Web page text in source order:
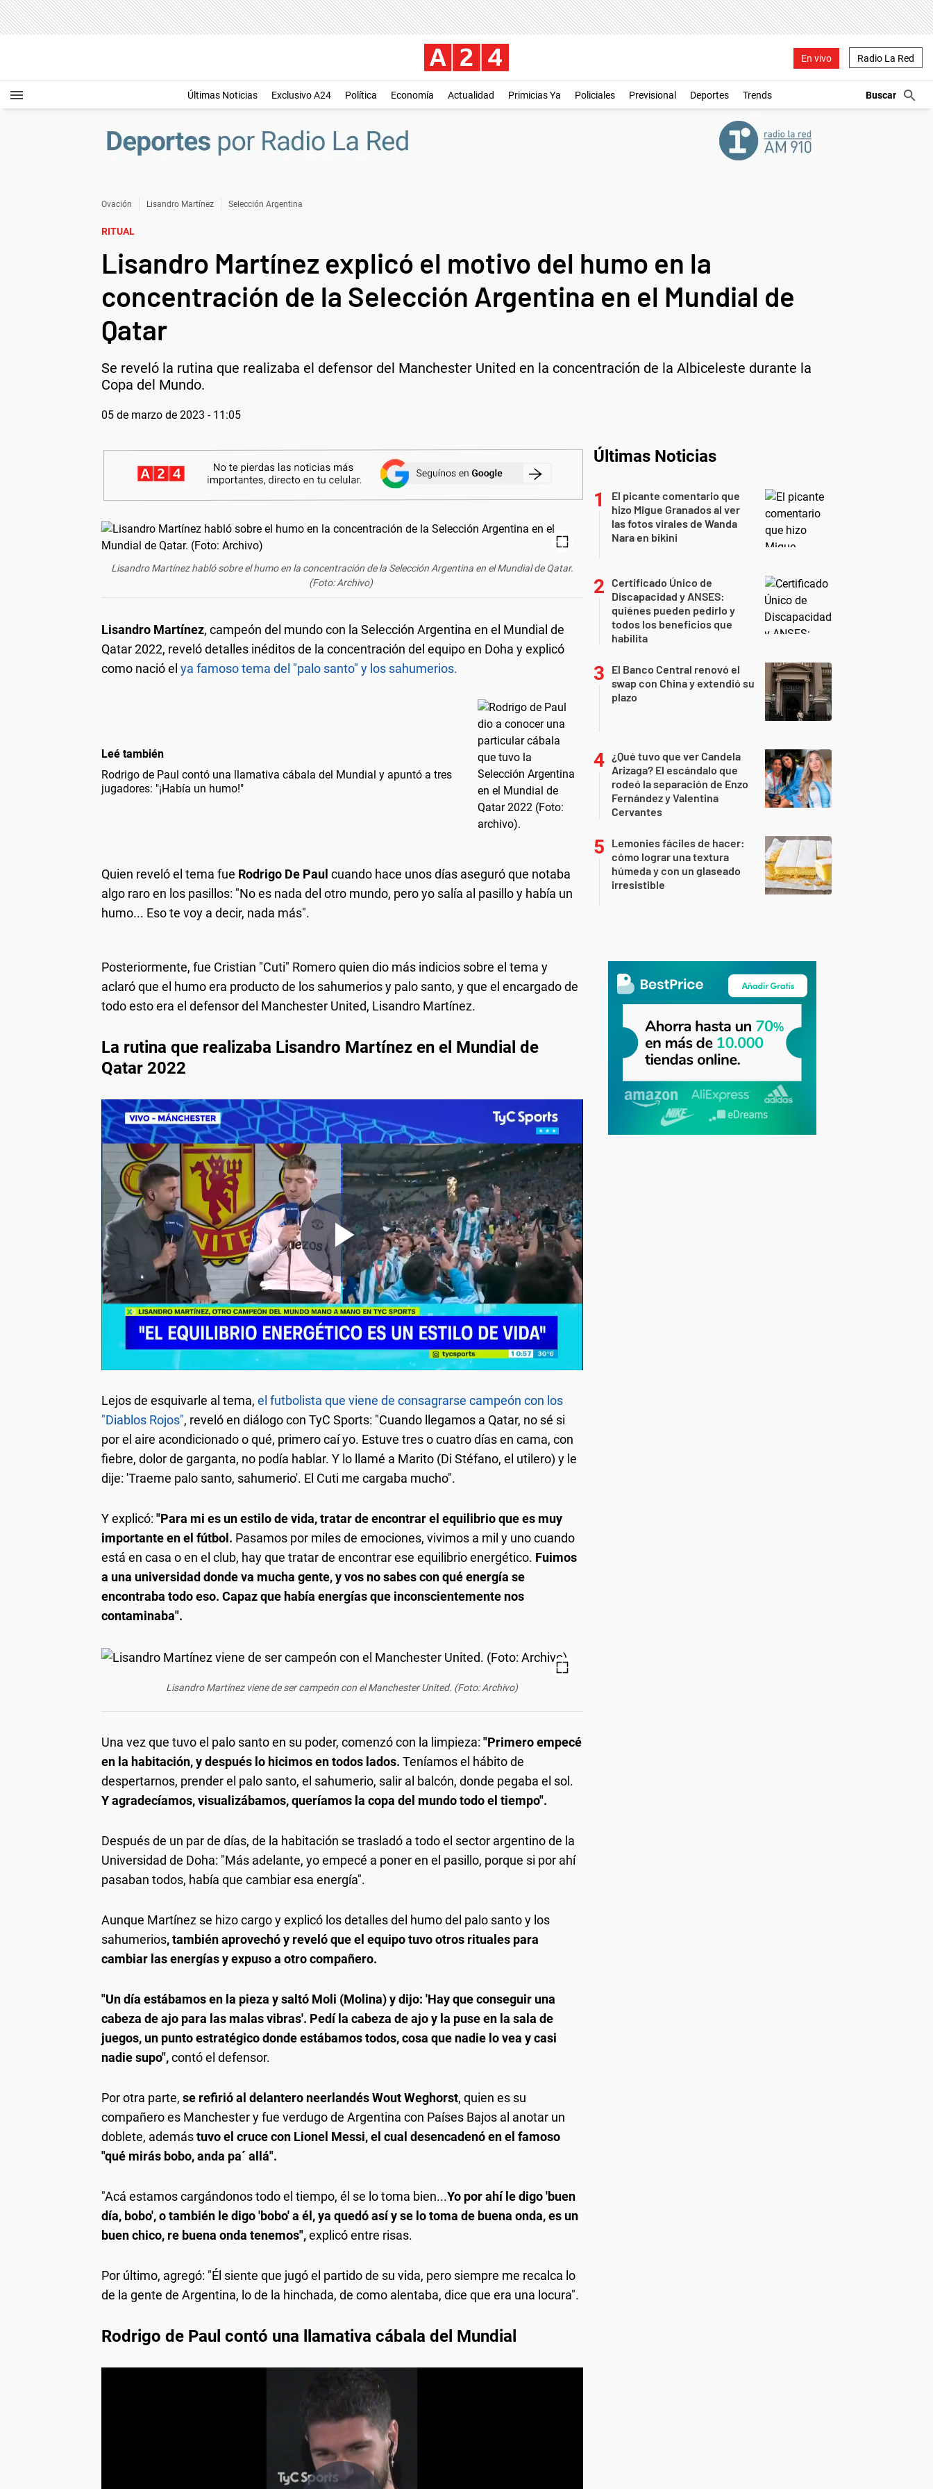
En vivo Radio La Red
Últimas Noticias Exclusivo A24 Política Economía Actualidad Primicias Ya Policiales Previsional Deportes Trends
Ovación Lisandro Martínez Selección Argentina
RITUAL
Lisandro Martínez explicó el motivo del humo en la
concentración de la Selección Argentina en el Mundial de
Qatar
Se reveló la rutina que realizaba el defensor del Manchester United en la concentración de la Albiceleste durante la
Copa del Mundo.
05 de marzo de 2023 - 11:05
Lisandro Martínez habló sobre el humo en la concentración de la Selección Argentina en el Mundial de Qatar.
(Foto: Archivo)
Lisandro Martínez, campeón del mundo con la Selección Argentina en el Mundial de
Qatar 2022, reveló detalles inéditos de la concentración del equipo en Doha y explicó
como nació el ya famoso tema del "palo santo" y los sahumerios.
Leé también
Rodrigo de Paul contó una llamativa cábala del Mundial y apuntó a tres
jugadores: "¡Había un humo!"
Quien reveló el tema fue Rodrigo De Paul cuando hace unos días aseguró que notaba
algo raro en los pasillos: "No es nada del otro mundo, pero yo salía al pasillo y había un
humo... Eso te voy a decir, nada más".
Posteriormente, fue Cristian "Cuti" Romero quien dio más indicios sobre el tema y
aclaró que el humo era producto de los sahumerios y palo santo, y que el encargado de
todo esto era el defensor del Manchester United, Lisandro Martínez.
La rutina que realizaba Lisandro Martínez en el Mundial de
Qatar 2022
Lejos de esquivarle al tema, el futbolista que viene de consagrarse campeón con los
"Diablos Rojos", reveló en diálogo con TyC Sports: "Cuando llegamos a Qatar, no sé si
por el aire acondicionado o qué, primero caí yo. Estuve tres o cuatro días en cama, con
fiebre, dolor de garganta, no podía hablar. Y lo llamé a Marito (Di Stéfano, el utilero) y le
dije: 'Traeme palo santo, sahumerio'. El Cuti me cargaba mucho".
Y explicó: "Para mi es un estilo de vida, tratar de encontrar el equilibrio que es muy
importante en el fútbol. Pasamos por miles de emociones, vivimos a mil y uno cuando
está en casa o en el club, hay que tratar de encontrar ese equilibrio energético. Fuimos
a una universidad donde va mucha gente, y vos no sabes con qué energía se
encontraba todo eso. Capaz que había energías que inconscientemente nos
contaminaba".
Lisandro Martínez viene de ser campeón con el Manchester United. (Foto: Archivo)
Una vez que tuvo el palo santo en su poder, comenzó con la limpieza: "Primero empecé
en la habitación, y después lo hicimos en todos lados. Teníamos el hábito de
despertarnos, prender el palo santo, el sahumerio, salir al balcón, donde pegaba el sol.
Y agradecíamos, visualizábamos, queríamos la copa del mundo todo el tiempo".
Después de un par de días, de la habitación se trasladó a todo el sector argentino de la
Universidad de Doha: "Más adelante, yo empecé a poner en el pasillo, porque si por ahí
pasaban todos, había que cambiar esa energía".
Aunque Martínez se hizo cargo y explicó los detalles del humo del palo santo y los
sahumerios, también aprovechó y reveló que el equipo tuvo otros rituales para
cambiar las energías y expuso a otro compañero.
"Un día estábamos en la pieza y saltó Moli (Molina) y dijo: 'Hay que conseguir una
cabeza de ajo para las malas vibras'. Pedí la cabeza de ajo y la puse en la sala de
juegos, un punto estratégico donde estábamos todos, cosa que nadie lo vea y casi
nadie supo",contó el defensor.
Por otra parte, se refirió al delantero neerlandés Wout Weghorst, quien es su
compañero es Manchester y fue verdugo de Argentina con Países Bajos al anotar un
doblete, ademástuvo el cruce con Lionel Messi, el cual desencadenó en el famoso
"qué mirás bobo, anda pa´ allá".
"Acá estamos cargándonos todo el tiempo, él se lo toma bien...Yo por ahí le digo 'buen
día, bobo', o también le digo 'bobo' a él, ya quedó así y se lo toma de buena onda, es un
buen chico, re buena onda tenemos",explicó entre risas.
Por último, agregó: "Él siente que jugó el partido de su vida, pero siempre me recalca lo
de la gente de Argentina, lo de la hinchada, de como alentaba, dice que era una locura".
Rodrigo de Paul contó una llamativa cábala del Mundial
Últimas Noticias
El picante comentario que
hizo Migue Granados al ver
las fotos virales de Wanda
Nara en bikini
Certificado Único de
Discapacidad y ANSES:
quiénes pueden pedirlo y
todos los beneficios que
habilita
El Banco Central renovó el
swap con China y extendió su
plazo
¿Qué tuvo que ver Candela
Arizaga? El escándalo que
rodeó la separación de Enzo
Fernández y Valentina
Cervantes
Lemonies fáciles de hacer:
cómo lograr una textura
húmeda y con un glaseado
irresistible